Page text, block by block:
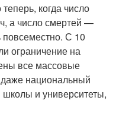
когда число
а число смертей —
С 10
ограничение на
все массовые
национальный
и университеты,